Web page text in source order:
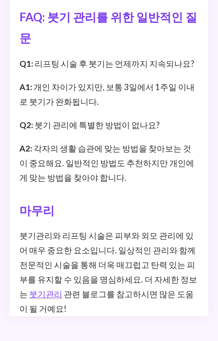
FAQ: 붓기 관리를 위한 일반적인 질
문
Q1: 리프팅 시술 후 붓기는 언제까지 지속되나요?
A1: 개인 차이가 있지만, 보통 3일에서 1주일 이내
로 붓기가 완화됩니다.
Q2: 붓기 관리에 특별한 방법이 없나요?
A2: 각자의 생활 습관에 맞는 방법을 찾아보는 것
이 중요해요. 일반적인 방법도 추천하지만 개인에
게 맞는 방법을 찾아야 합니다.
마무리
붓기관리와 리프팅 시술은 피부와 외모 관리에 있
어 매우 중요한 요소입니다. 일상적인 관리와 함께
전문적인 시술을 통해 더욱 매끄럽고 탄력 있는 피
부를 유지할 수 있음을 명심하세요. 더 자세한 정보
는 붓기관리 관련 블로그를 참고하시면 많은 도움
이 될 거예요!